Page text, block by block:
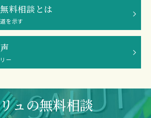
料相談とは
を示す
ー
ュの無料相談